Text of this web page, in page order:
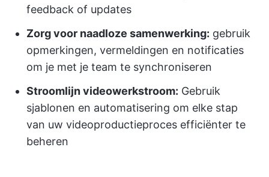
feedback of updates
Zorg voor naadloze samenwerking: gebruik
opmerkingen, vermeldingen en notificaties
om je met je team te synchroniseren
Stroomlijn videowerkstroom: Gebruik
sjablonen en automatisering om elke stap
van uw videoproductieproces efficiënter te
beheren